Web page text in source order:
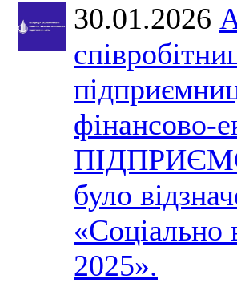
30.01.2026
фінансово-
було
«Соціально
2025».